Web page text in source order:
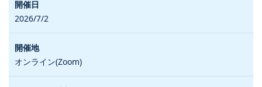
2026/7/2
オンライン(Zoom)